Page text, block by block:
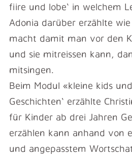
fiire und lobe‘ in welchem
Adonia darüber erzählte
macht damit man vor den
und sie mitreissen kann,
mitsingen.
Beim Modul «kleine kids
Geschichten‘ erzählte
für Kinder ab drei Jahren
erzählen kann anhand von
und angepasstem